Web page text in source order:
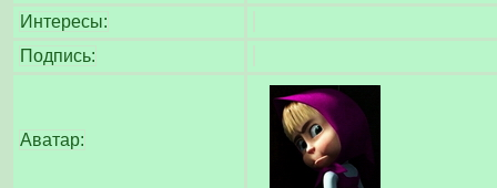
Интересы:
Подпись:
Аватар: